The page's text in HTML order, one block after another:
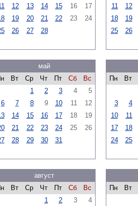
12 13 14 15 16
17
19 20 21 22 23
24
26 27 28
11
12
18
19
25
26
май
Вт Ср Чт Пт Сб
Вс
1
2 3 4
5
6
7 8 9 10 11
12
14 15 16 17 18
19
21 22 23 24 25
26
28 29 30 31
Пн
Вт
3
4
10
11
17
18
24
25
август
Вт Ср Чт Пт Сб
Вс
1
2 3
4
Пн
Вт